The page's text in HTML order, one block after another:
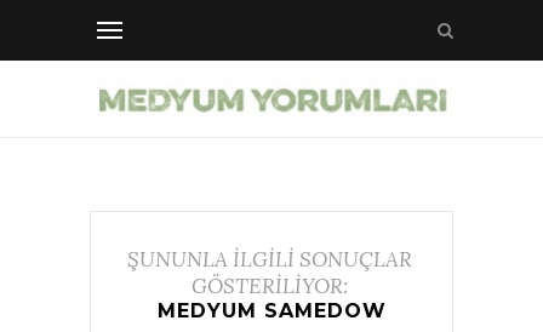
ŞUNUNLA İLGİLİ SONUÇLAR
GÖSTERİLİYOR:
MEDYUM SAMEDOW